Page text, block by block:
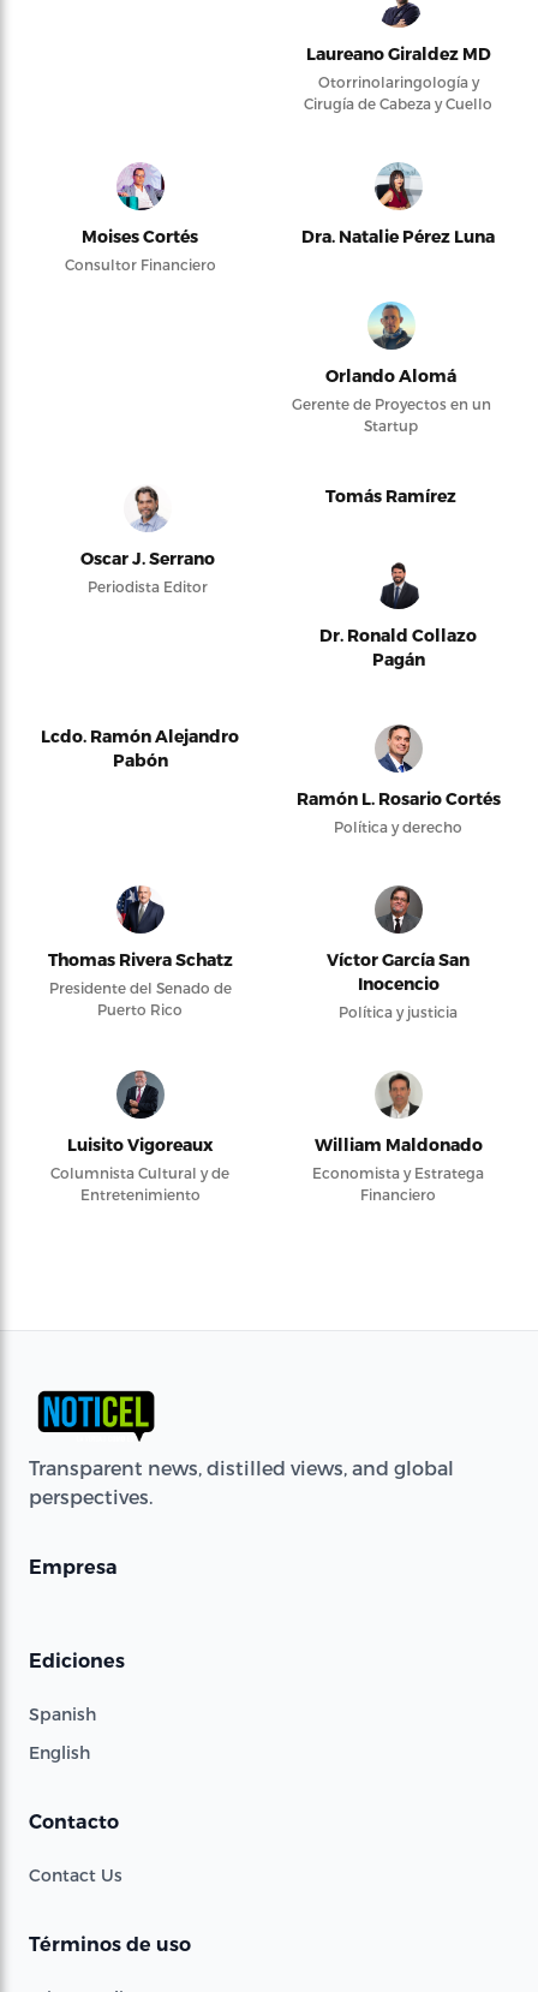
Laureano Giraldez MD
Otorrinolaringología y
Cirugía de Cabeza y Cuello
Moises Cortés
Consultor Financiero
Dra. Natalie Pérez Luna
Orlando Alomá
Gerente de Proyectos en un
Startup
Oscar J. Serrano
Periodista Editor
Tomás Ramírez
Dr. Ronald Collazo
Pagán
Lcdo. Ramón Alejandro
Pabón
Ramón L. Rosario Cortés
Política y derecho
Thomas Rivera Schatz
Presidente del Senado de
Puerto Rico
Víctor García San
Inocencio
Política y justicia
Luisito Vigoreaux
Columnista Cultural y de
Entretenimiento
William Maldonado
Economista y Estratega
Financiero
Transparent news, distilled views, and global
perspectives.
Empresa
Ediciones
Spanish
English
Contacto
Contact Us
Términos de uso